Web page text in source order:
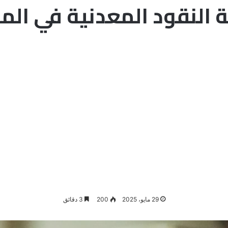
النقود المعدنية في
29 مايو، 2025 200